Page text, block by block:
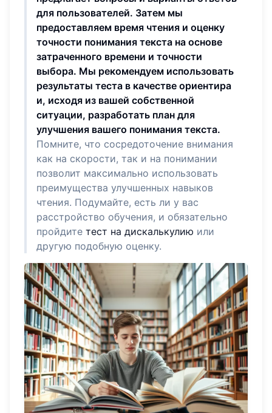
для пользователей. Затем мы
предоставляем время чтения и оценку
точности понимания текста на основе
затраченного времени и точности
выбора. Мы рекомендуем использовать
результаты теста в качестве ориентира
и, исходя из вашей собственной
ситуации, разработать план для
улучшения вашего понимания текста.
Помните, что сосредоточение внимания
как на скорости, так и на понимании
позволит максимально использовать
преимущества улучшенных навыков
чтения. Подумайте, есть ли у вас
расстройство обучения, и обязательно
пройдите тест на дискалькулию или
другую подобную оценку.